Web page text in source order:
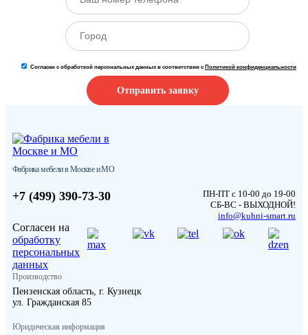
Согласен с обработкой персональных данных в соответствии с Политикой конфиденциальности
Отправить заявку
Фабрика мебели в Москве и МО
+7 (499) 390-73-30
ПН-ПТ с 10-00 до 19-00
СБ-ВС - ВЫХОДНОЙ!
info@kuhni-smart.ru
Согласен на
обработку
персональных
данных
Производство
Пензенская область, г. Кузнецк
ул. Гражданская 85
Юридическая информация